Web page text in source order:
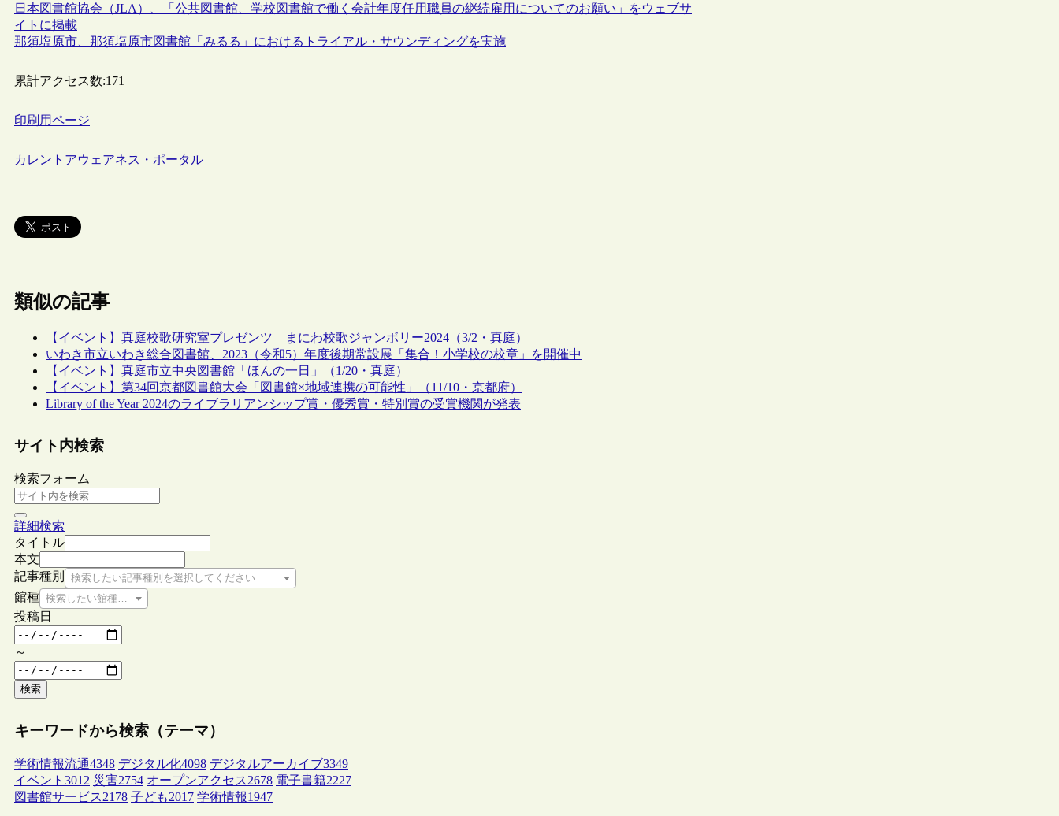
日本図書館協会（JLA）、「公共図書館、学校図書館で働く会計年度任用職員の継続雇用についてのお願い」をウェブサ
イトに掲載
那須塩原市、那須塩原市図書館「みるる」におけるトライアル・サウンディングを実施
累計アクセス数:171
印刷用ページ
カレントアウェアネス・ポータル
類似の記事
【イベント】真庭校歌研究室プレゼンツ まにわ校歌ジャンボリー2024（3/2・真庭）
いわき市立いわき総合図書館、2023（令和5）年度後期常設展「集合！小学校の校章」を開催中
【イベント】真庭市立中央図書館「ほんの一日」（1/20・真庭）
【イベント】第34回京都図書館大会「図書館×地域連携の可能性」（11/10・京都府）
Library of the Year 2024のライブラリアンシップ賞・優秀賞・特別賞の受賞機関が発表
サイト内検索
検索フォーム
詳細検索
タイトル
本文
記事種別
検索したい記事種別を選択してください
館種 検索したい館種を選択してください
投稿日
～
検索
キーワードから検索（テーマ）
学術情報流通4348 デジタル化4098 デジタルアーカイブ3349
イベント 3012 災害2754 オープンアクセス2678 電子書籍2227
図書館サービス2178 子ども2017 学術情報1947